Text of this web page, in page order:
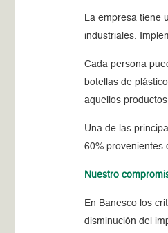
La empresa
industriales.
Cada persona
botellas de
aquellos
Una de las
60% provenientes
Nuestro
En Banesco los
disminución del